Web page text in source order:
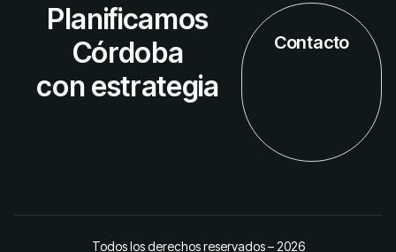
Planificamos
Córdoba
con estrategia
Contacto
Todos los derechos reservados – 2026